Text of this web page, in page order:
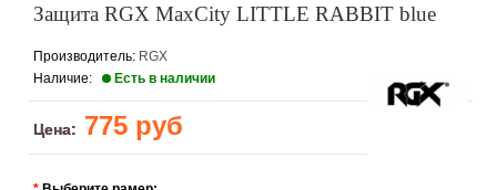
Защита RGX MaxCity LITTLE RABBIT blue
Производитель: RGX
Наличие:
Есть в наличии
Цена: 775 руб